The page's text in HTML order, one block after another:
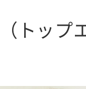
トップ